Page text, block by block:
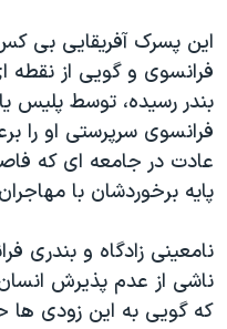
این پسرک آفریقایی بی
فرانسوی و گویی از
بندر رسیده، توسط
فرانسوی سرپرستی او را
عادت در جامعه ای که
پایه برخوردشان با
نامعینی زادگاه و بندری
ناشی از عدم پذیرش
که گویی به این زودی ها